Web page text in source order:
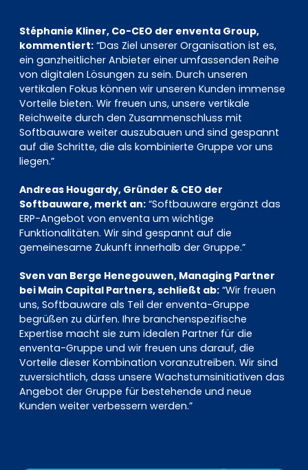
Stéphanie Kliner, Co-CEO der enventa Group,
kommentiert: “Das Ziel unserer Organisation ist es,
ein ganzheitlicher Anbieter einer umfassenden Reihe
von digitalen Lösungen zu sein. Durch unseren
vertikalen Fokus können wir unseren Kunden immense
Vorteile bieten. Wir freuen uns, unsere vertikale
Reichweite durch den Zusammenschluss mit
Softbauware weiter auszubauen und sind gespannt
auf die Schritte, die als kombinierte Gruppe vor uns
liegen.”
Andreas Hougardy, Gründer & CEO der
Softbauware, merkt an: “Softbauware ergänzt das
ERP-Angebot von enventa um wichtige
Funktionalitäten. Wir sind gespannt auf die
gemeinesame Zukunft innerhalb der Gruppe.”
Sven van Berge Henegouwen, Managing Partner
bei Main Capital Partners, schließt ab: “Wir freuen
uns, Softbauware als Teil der enventa-Gruppe
begrüßen zu dürfen. Ihre branchenspezifische
Expertise macht sie zum idealen Partner für die
enventa-Gruppe und wir freuen uns darauf, die
Vorteile dieser Kombination voranzutreiben. Wir sind
zuversichtlich, dass unsere Wachstumsinitiativen das
Angebot der Gruppe für bestehende und neue
Kunden weiter verbessern werden.”